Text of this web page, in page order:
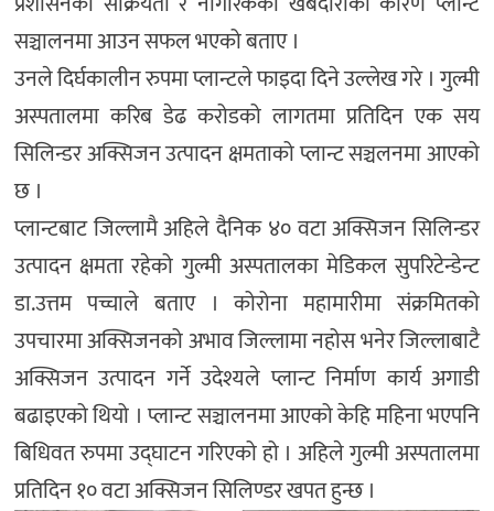
सञ्चालनमा आउन सफल भएको बताए ।
उनले दिर्घकालीन रुपमा प्लान्टले फाइदा दिने उल्लेख गरे । गुल्मी
अस्पतालमा करिब डेढ करोडको लागतमा प्रतिदिन एक सय
सिलिन्डर अक्सिजन उत्पादन क्षमताको प्लान्ट सञ्चलनमा आएको
छ ।
प्लान्टबाट जिल्लामै अहिले दैनिक ४० वटा अक्सिजन सिलिन्डर
उत्पादन क्षमता रहेको गुल्मी अस्पतालका मेडिकल सुपरिटेन्डेन्ट
डा.उत्तम पच्चाले बताए । कोरोना महामारीमा संक्रमितको
उपचारमा अक्सिजनको अभाव जिल्लामा नहोस भनेर जिल्लाबाटै
अक्सिजन उत्पादन गर्ने उदेश्यले प्लान्ट निर्माण कार्य अगाडी
बढाइएको थियो । प्लान्ट सञ्चालनमा आएको केहि महिना भएपनि
बिधिवत रुपमा उद्घाटन गरिएको हो । अहिले गुल्मी अस्पतालमा
प्रतिदिन १० वटा अक्सिजन सिलिण्डर खपत हुन्छ ।